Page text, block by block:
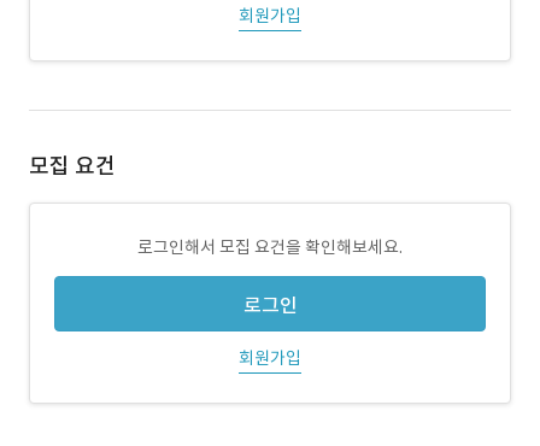
회원가입
모집 요건
로그인해서 모집 요건을 확인해보세요.
로그인
회원가입